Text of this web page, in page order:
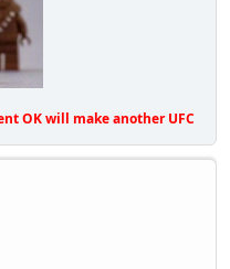
OK will make another UFC